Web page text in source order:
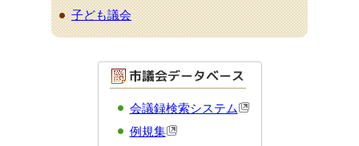
子ども議会
会議録検索システム
例規集